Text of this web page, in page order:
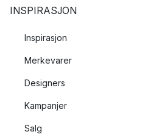
INSPIRASJON
Inspirasjon
Merkevarer
Designers
Kampanjer
Salg